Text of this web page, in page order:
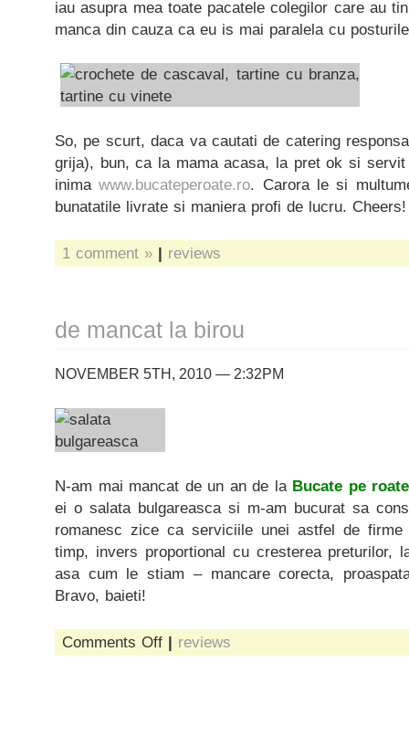
iau asupra mea toate pacatele colegilor care au
manca din cauza ca eu is mai paralela cu
So, pe scurt, daca va cautati de catering
grija), bun, ca la mama acasa, la pret ok si
inimawww.bucateperoate.ro. Carora le si
bunatatile livrate si maniera profi de lucru. Cheers!
1 comment » | reviews
de mancat la birou
NOVEMBER 5TH, 2010 — 2:32PM
N-am mai mancat de un an de la Bucate pe roate
ei o salata bulgareasca si m-am bucurat sa
romanesc zice ca serviciile unei astfel de
timp, invers proportional cu cresterea preturilor,
asa cum le stiam – mancare corecta,
Bravo, baieti!
Comments Offon
de
| reviews